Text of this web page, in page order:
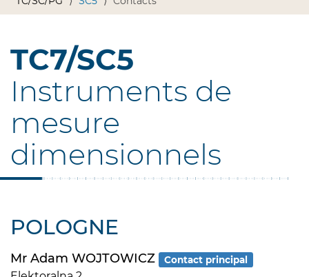
TC7/SC5
Instruments de
mesure
dimensionnels
POLOGNE
Mr Adam WOJTOWICZ Contact principal